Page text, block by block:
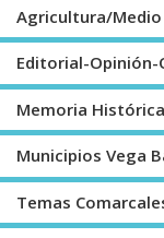
Agricultura/
Editorial-Opinión-
Memoria Histórica
Municipios Vega
Temas